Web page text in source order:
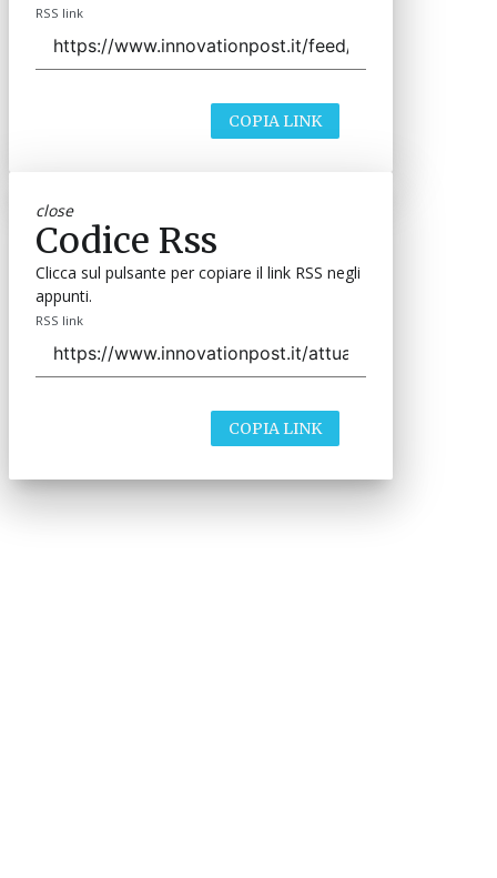
RSS link
COPIA LINK
close
Codice Rss
Clicca sul pulsante per copiare il link RSS negli
appunti.
RSS link
COPIA LINK